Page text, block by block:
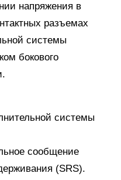
напряжения в
разъемах
системы
бокового
системы
сообщение
(SRS).